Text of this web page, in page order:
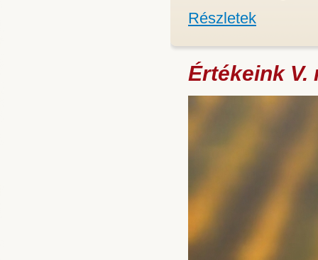
Részletek
Értékeink V.